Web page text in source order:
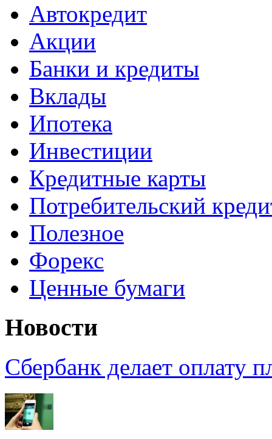
Автокредит
Акции
Банки и кредиты
Вклады
Ипотека
Инвестиции
Кредитные карты
Потребительский
Полезное
Форекс
Ценные бумаги
Новости
Сбербанк делает